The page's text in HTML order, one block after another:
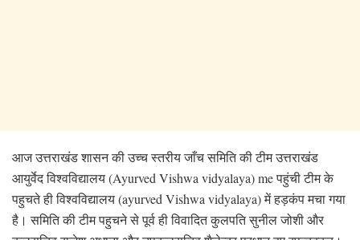
आज उत्तराखंड शासन की उच्च स्तरीय जाँच समिति की टीम उत्तराखंड
आयुर्वेद विश्वविद्यालय (Ayurved Vishwa vidyalaya) me पहुंची टीम के
पहुचते ही विश्वविद्यालय (ayurved Vishwa vidyalaya) में हड़कंप मचा गया
है। समिति की टीम पहुचने से पूर्व ही विवादित कुलपति सुनील जोशी और